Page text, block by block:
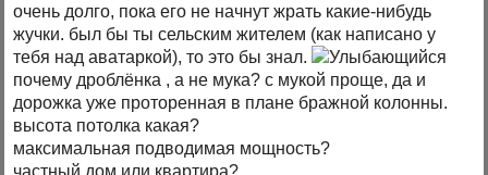
очень долго, пока его не начнут жрать какие-нибудь
жучки. был бы ты сельским жителем (как написано у
тебя над аватаркой), то это бы знал.
почему дроблёнка , а не мука? с мукой проще, да и
дорожка уже проторенная в плане бражной колонны.
высота потолка какая?
максимальная подводимая мощность?
частный дом или квартира?